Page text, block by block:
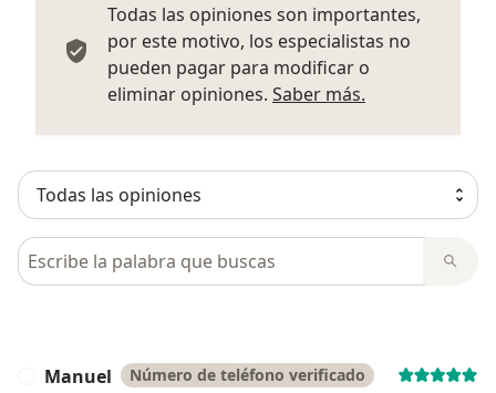
Todas las opiniones son importantes,
por este motivo, los especialistas no
pueden pagar para modificar o
eliminar opiniones. Saber más.
Busca en opiniones
Manuel Número de teléfono verificado